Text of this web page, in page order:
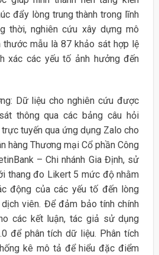
đẩy lòng trung thành trong lĩnh
thời, nghiên cứu xây dựng mô
thước mẫu là 87 khảo sát hợp lệ
xác các yếu tố ảnh hưởng đến
Dữ liệu cho nghiên cứu được
thông qua các bảng câu hỏi
tuyến qua ứng dụng Zalo cho
hàng Thương mại Cổ phần Công
– Chi nhánh Gia Định, sử
thang đo Likert 5 mức độ nhằm
động của các yếu tố đến lòng
viên. Để đảm bảo tính chính
các kết luận, tác giả sử dụng
để phân tích dữ liệu. Phân tích
kê mô tả để hiểu đặc điểm